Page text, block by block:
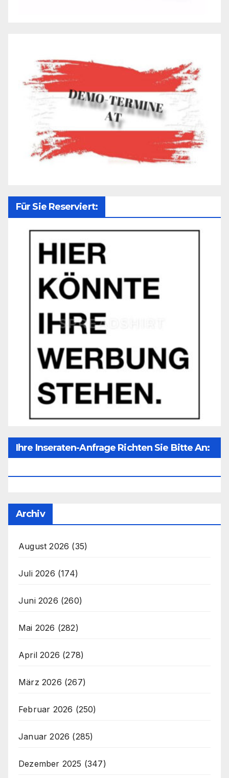
Für Sie Reserviert:
Ihre Inseraten-Anfrage Richten Sie Bitte An:
Archiv
August 2026 (35)
Juli 2026 (174)
Juni 2026 (260)
Mai 2026 (282)
April 2026 (278)
März 2026 (267)
Februar 2026 (250)
Januar 2026 (285)
Dezember 2025 (347)